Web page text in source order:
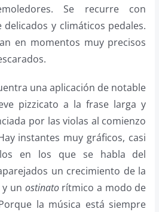
Se recurre con
y climáticos pedales.
en momentos muy precisos
una aplicación de notable
pizzicato a la frase larga y
por las violas al comienzo
instantes muy gráficos, casi
en los que se habla del
un crecimiento de la
un ostinatorítmico a modo de
la música está siempre